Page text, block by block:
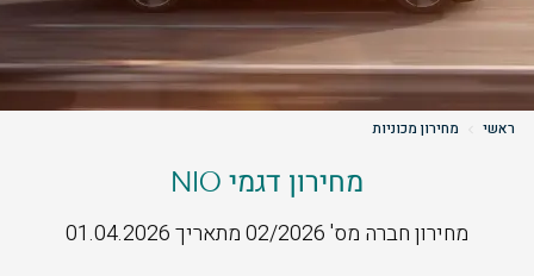
ראשי מחירון מכוניות
מחירון דגמי NIO
מחירון חברה מס' 02/2026 מתאריך 01.04.2026